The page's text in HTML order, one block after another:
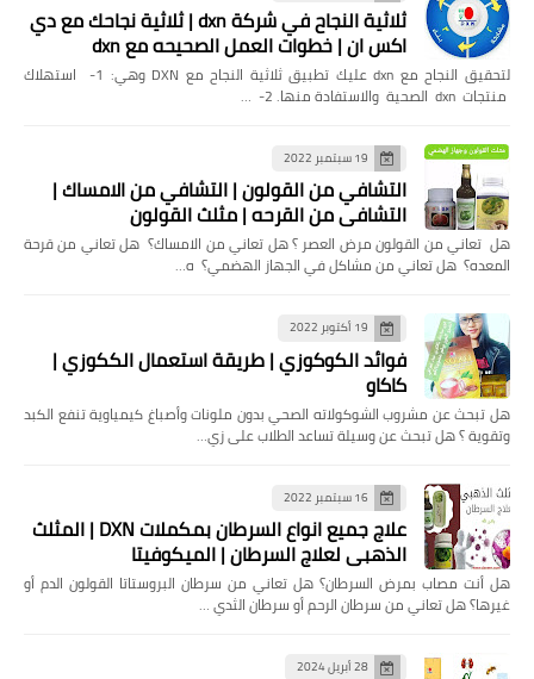
ثلاثية النجاح في شركة dxn | ثلاثية نجاحك مع دي
اكس ان | خطوات العمل الصحيحه مع dxn
لتحقيق النجاح مع dxn عليك تطبيق ثلاثية النجاح مع DXN وهي: 1- استهلاك
منتجات dxn الصحية والاستفادة منها. 2- …
19 سبتمبر 2022
التشافي من القولون | التشافي من الامساك |
التشافي من القرحه | مثلث القولون
هل تعاني من القولون مرض العصر ؟ هل تعاني من الامساك؟ هل تعاني من قرحة
المعده؟ هل تعاني من مشاكل في الجهاز الهضمي؟ ه…
19 أكتوبر 2022
فوائد الكوكوزي | طريقة استعمال الككوزي |
كاكاو
هل تبحث عن مشروب الشوكولاته الصحي بدون ملونات وأصباغ كيمياوية تنفع الكبد
وتقوية ؟ هل تبحث عن وسيلة تساعد الطلاب على زي…
16 سبتمبر 2022
علاج جميع انواع السرطان بمكملات DXN | المثلث
الذهبي لعلاج السرطان | الميكوفيتا
هل ‏أنت مصاب بمرض السرطان؟ هل تعاني من سرطان البروستاتا القولون الدم أو
غيرها؟ ‏هل تعاني من سرطان الرحم أو سرطان الثدي …
28 أبريل 2024